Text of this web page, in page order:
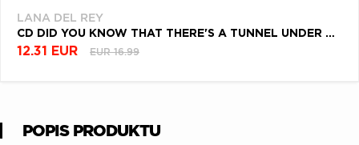
LANA DEL REY
CD DID YOU KNOW THAT THERE'S A TUNNEL UNDER OCEAN BLVD
12.31 EUR EUR 16.99
POPIS PRODUKTU